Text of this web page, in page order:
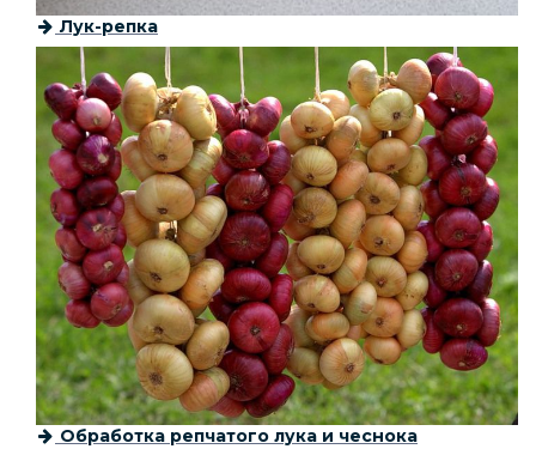
Лук-репка
Обработка репчатого лука и чеснока